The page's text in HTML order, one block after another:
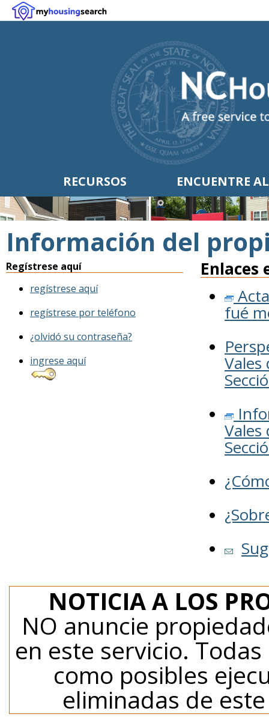
RECURSOS ENCUENTRE
Información del
Regístrese aquí
regístrese aquí
regístrese por teléfono
¿olvidó su contraseña?
ingrese aquí
Enlaces
fué
Vales
Vales
NOTICIA A LOS
NO anuncie
en este servicio.
como posibles
eliminadas de